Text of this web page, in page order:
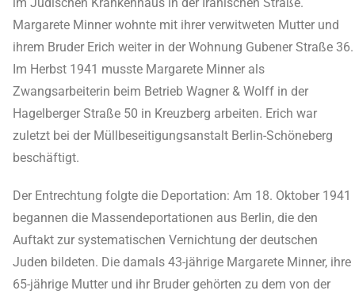
Margarete Minner wohnte mit ihrer verwitweten Mutter und
ihrem Bruder Erich weiter in der Wohnung Gubener Straße 36.
Im Herbst 1941 musste Margarete Minner als
Zwangsarbeiterin beim Betrieb Wagner & Wolff in der
Hagelberger Straße 50 in Kreuzberg arbeiten. Erich war
zuletzt bei der Müllbeseitigungsanstalt Berlin-Schöneberg
beschäftigt.
Der Entrechtung folgte die Deportation: Am 18. Oktober 1941
begannen die Massendeportationen aus Berlin, die den
Auftakt zur systematischen Vernichtung der deutschen
Juden bildeten. Die damals 43-jährige Margarete Minner, ihre
65-jährige Mutter und ihr Bruder gehörten zu dem von der